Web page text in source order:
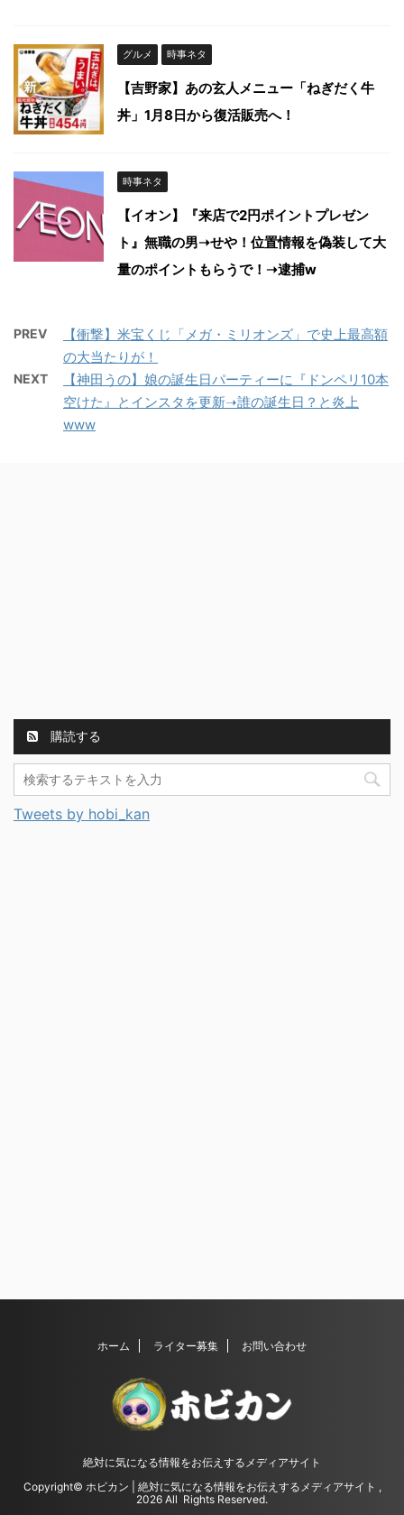
グルメ 時事ネタ
【吉野家】あの玄人メニュー「ねぎだく牛
丼」1月8日から復活販売へ！
時事ネタ
【イオン】『来店で2円ポイントプレゼン
ト』無職の男➝せや！位置情報を偽装して大
量のポイントもらうで！➝逮捕w
PREV
【衝撃】米宝くじ「メガ・ミリオンズ」で史上最高額
の大当たりが！
NEXT
【神田うの】娘の誕生日パーティーに『ドンペリ10本
空けた』とインスタを更新➝誰の誕生日？と炎上
www
購読する
Tweets by hobi_kan
ホーム ライター募集 お問い合わせ
絶対に気になる情報をお伝えするメディアサイト
Copyright© ホビカン | 絶対に気になる情報をお伝えするメディアサイト ,
2026 All Rights Reserved.